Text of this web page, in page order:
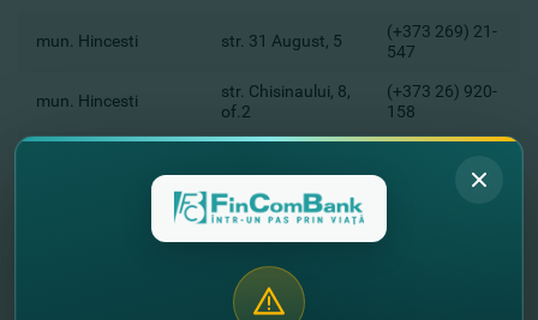
mun. Hincesti str. 31 August, 5
(+373 269) 21-
547
mun. Hincesti
str. Chisinaului, 8,
of.2
(+373 26) 920-
158
1
str. Alexandru cel
str. M. Eminescu,
33